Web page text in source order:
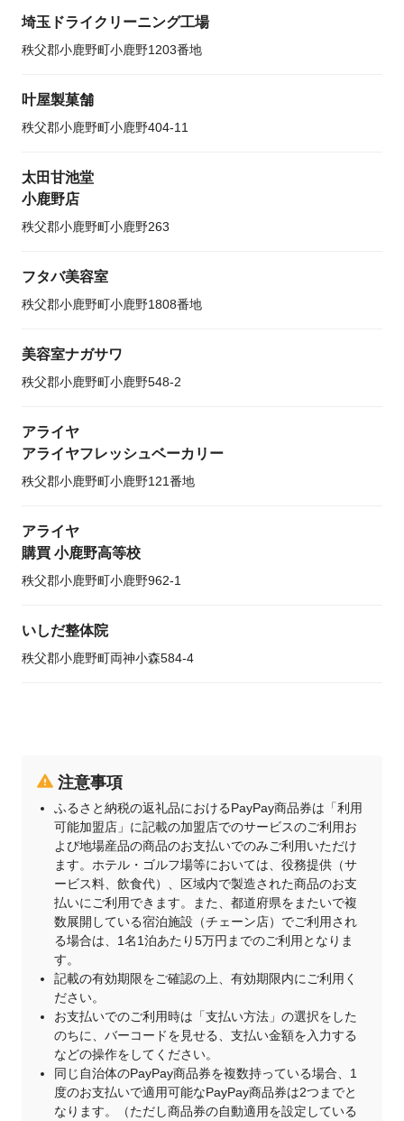
埼玉ドライクリーニング工場
秩父郡小鹿野町小鹿野1203番地
叶屋製菓舗
秩父郡小鹿野町小鹿野404-11
太田甘池堂
小鹿野店
秩父郡小鹿野町小鹿野263
フタバ美容室
秩父郡小鹿野町小鹿野1808番地
美容室ナガサワ
秩父郡小鹿野町小鹿野548-2
アライヤ
アライヤフレッシュベーカリー
秩父郡小鹿野町小鹿野121番地
アライヤ
購買 小鹿野高等校
秩父郡小鹿野町小鹿野962-1
いしだ整体院
秩父郡小鹿野町両神小森584-4
注意事項
ふるさと納税の返礼品におけるPayPay商品券は「利用
可能加盟店」に記載の加盟店でのサービスのご利用お
よび地場産品の商品のお支払いでのみご利用いただけ
ます。ホテル・ゴルフ場等においては、役務提供（サ
ービス料、飲食代）、区域内で製造された商品のお支
払いにご利用できます。また、都道府県をまたいで複
数展開している宿泊施設（チェーン店）でご利用され
る場合は、1名1泊あたり5万円までのご利用となりま
す。
記載の有効期限をご確認の上、有効期限内にご利用く
ださい。
お支払いでのご利用時は「支払い方法」の選択をした
のちに、バーコードを見せる、支払い金額を入力する
などの操作をしてください。
同じ自治体のPayPay商品券を複数持っている場合、1
度のお支払いで適用可能なPayPay商品券は2つまでと
なります。（ただし商品券の自動適用を設定している